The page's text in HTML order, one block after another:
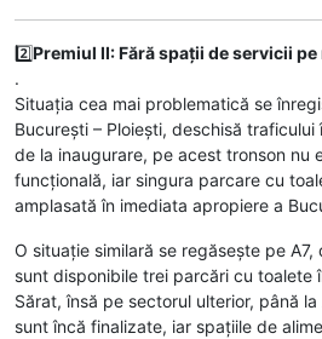
2️⃣Premiul II: Fără spații de servicii
.
Situația cea mai problematică se
București – Ploiești, deschisă
de la inaugurare, pe acest tronson nu
funcțională, iar singura parcare cu
amplasată în imediata apropiere a
O situație similară se regăsește pe
sunt disponibile trei parcări cu toalete
Sărat, însă pe sectorul ulterior, până
sunt încă finalizate, iar spațiile de